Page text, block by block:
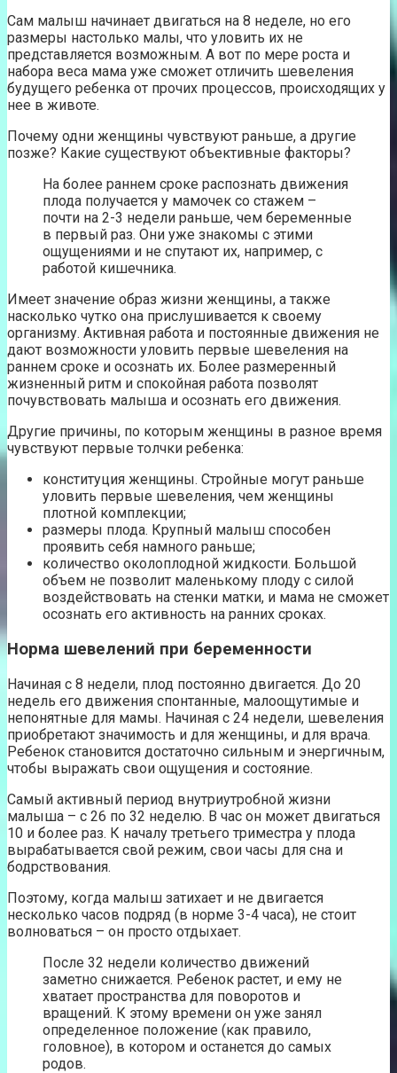
Сам малыш начинает двигаться на 8 неделе, но его
размеры настолько малы, что уловить их не
представляется возможным. А вот по мере роста и
набора веса мама уже сможет отличить шевеления
будущего ребенка от прочих процессов, происходящих у
нее в животе.
Почему одни женщины чувствуют раньше, а другие
позже? Какие существуют объективные факторы?
На более раннем сроке распознать движения
плода получается у мамочек со стажем –
почти на 2-3 недели раньше, чем беременные
в первый раз. Они уже знакомы с этими
ощущениями и не спутают их, например, с
работой кишечника.
Имеет значение образ жизни женщины, а также
насколько чутко она прислушивается к своему
организму. Активная работа и постоянные движения не
дают возможности уловить первые шевеления на
раннем сроке и осознать их. Более размеренный
жизненный ритм и спокойная работа позволят
почувствовать малыша и осознать его движения.
Другие причины, по которым женщины в разное время
чувствуют первые толчки ребенка:
конституция женщины. Стройные могут раньше
уловить первые шевеления, чем женщины
плотной комплекции;
размеры плода. Крупный малыш способен
проявить себя намного раньше;
количество околоплодной жидкости. Большой
объем не позволит маленькому плоду с силой
воздействовать на стенки матки, и мама не сможет
осознать его активность на ранних сроках.
Норма шевелений при беременности
Начиная с 8 недели, плод постоянно двигается. До 20
недель его движения спонтанные, малоощутимые и
непонятные для мамы. Начиная с 24 недели, шевеления
приобретают значимость и для женщины, и для врача.
Ребенок становится достаточно сильным и энергичным,
чтобы выражать свои ощущения и состояние.
Самый активный период внутриутробной жизни
малыша – с 26 по 32 неделю. В час он может двигаться
10 и более раз. К началу третьего триместра у плода
вырабатывается свой режим, свои часы для сна и
бодрствования.
Поэтому, когда малыш затихает и не двигается
несколько часов подряд (в норме 3-4 часа), не стоит
волноваться – он просто отдыхает.
После 32 недели количество движений
заметно снижается. Ребенок растет, и ему не
хватает пространства для поворотов и
вращений. К этому времени он уже занял
определенное положение (как правило,
головное), в котором и останется до самых
родов.